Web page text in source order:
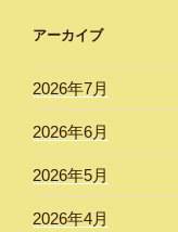
アーカイブ
2026年7月
2026年6月
2026年5月
2026年4月